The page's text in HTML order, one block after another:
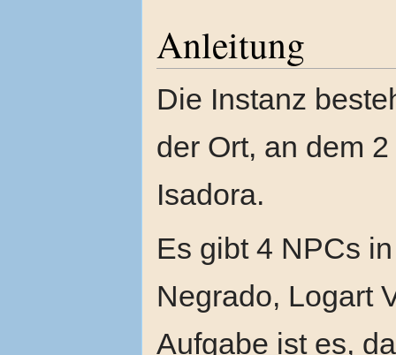
Anleitung
Die Instanz
der Ort, an dem
Isadora.
Es gibt 4 NPCs
Negrado, Logart
Aufgabe ist es,